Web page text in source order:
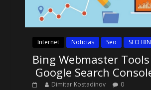
Internet Noticias Seo SEO
Bing Webmaster
Google Search
Dimitar Kostadinov 0